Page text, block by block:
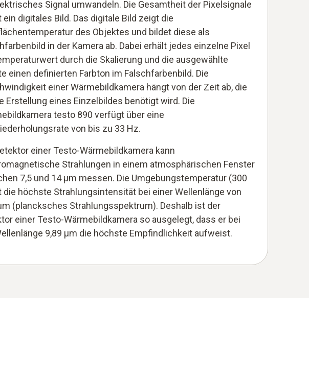
Signal umwandeln. Die Gesamtheit der Pixelsignale
ein digitales Bild. Das digitale Bild zeigt die
des Objektes und bildet diese als
in der Kamera ab. Dabei erhält jedes einzelne Pixel
durch die Skalierung und die ausgewählte
einen definierten Farbton im Falschfarbenbild. Die
einer Wärmebildkamera hängt von der Zeit ab, die
Erstellung eines Einzelbildes benötigt wird. Die
testo 890 verfügt über eine
von bis zu 33 Hz.
einer Testo-Wärmebildkamera kann
Strahlungen in einem atmosphärischen Fenster
7,5 und 14 µm messen. Die Umgebungstemperatur (300
die höchste Strahlungsintensität bei einer Wellenlänge von
(plancksches Strahlungsspektrum). Deshalb ist der
einer Testo-Wärmebildkamera so ausgelegt, dass er bei
9,89 µm die höchste Empfindlichkeit aufweist.